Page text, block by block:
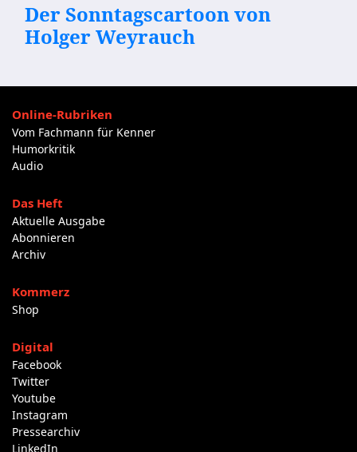
Der Sonntagscartoon von
Holger Weyrauch
Online-Rubriken
Vom Fachmann für Kenner
Humorkritik
Audio
Das Heft
Aktuelle Ausgabe
Abonnieren
Archiv
Kommerz
Shop
Digital
Facebook
Twitter
Youtube
Instagram
Pressearchiv
LinkedIn